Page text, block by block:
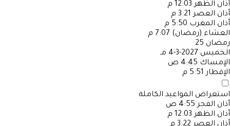
أذان الظهر 12:03 م
أذان العصر 3:21 م
أذان المغرب 5:50 م
العشاء (رمضان) 7:07 م
رمضان 25
الخميس 2027-3-4 مـ
الإمساك 4:45 ص
الإفطار 5:51 م
استعراض المواعيد الكاملة
أذان الفجر 4:55 ص
أذان الظهر 12:03 م